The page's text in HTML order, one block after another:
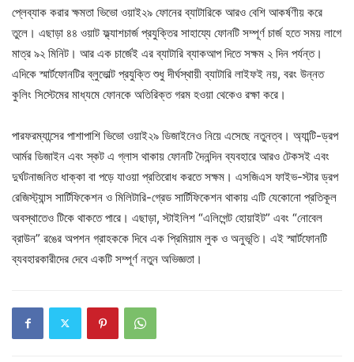
প্লেব্যাক করার ক্ষমতা ভিভো ওয়াই২৯ ফোনের ব্যাটারিকে আরও বেশি আকর্ষণীয় করে
তুলে। এছাড়া ৪৪ ওয়াট ফ্ল্যাশচার্জ প্রযুক্তির সাহায্যে ফোনটি সম্পূর্ণ চার্জ হতে সময় লাগে
মাত্র ৯২ মিনিট। আর এক চার্জেই এর ব্যাটারি ব্যাকআপ দিতে সক্ষম ২ দিন পর্যন্ত।
এদিকে স্মার্টফোনটির ব্লুভোল্ট প্রযুক্তি শুধু দীর্ঘস্থায়ী ব্যাটারি লাইফই নয়, বরং উন্নত
কুলিং সিস্টেমের মাধ্যমে ফোনকে অতিরিক্ত গরম হওয়া থেকেও রক্ষা করে।
পারফরম্যান্সের পাশাপাশি ভিভো ওয়াই২৯ ডিজাইনেও নিয়ে এসেছে নতুনত্ব। অ্যান্টি-ড্রপ
আর্মর ডিজাইন এবং স্কট এ গ্লাস থাকায় ফোনটি দৈনন্দিন ব্যবহারে আরও টেকসই এবং
দুর্ঘটনাজনিত ধাক্কা বা পড়ে যাওয়া প্রতিরোধ করতে সক্ষম। এসজিএস ফাইভ-স্টার ড্রপ
রেজিস্ট্যান্স সার্টিফিকেশন ও মিলিটারি-গ্রেড সার্টিফিকেশন থাকায় এটি যেকোনো প্রতিকূল
অবস্থাতেও টিকে থাকতে পারে। এছাড়া, স্টাইলিশ “এলিগেন্ট হোয়াইট” এবং “নোবেল
ব্রাউন” রঙের অপশন গ্রাহককে দিবে এক প্রিমিয়াম লুক ও অনুভূতি। এই স্মার্টফোনটি
ব্যবহারকারীদের দেবে একটি সম্পূর্ণ নতুন অভিজ্ঞতা।